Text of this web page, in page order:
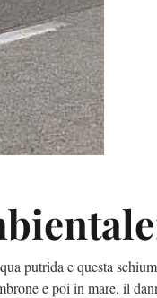
putrida e questa
e poi in mare, il